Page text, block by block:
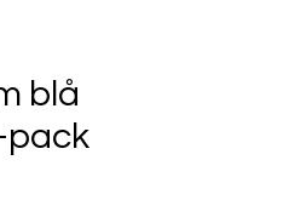
blå
pack